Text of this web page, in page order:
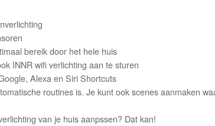
bereik door het hele huis
INNR wifi verlichting aan te sturen
Alexa en Siri Shortcuts
routines is. Je kunt ook scenes aanmaken
van je huis aanpssen? Dat kan!